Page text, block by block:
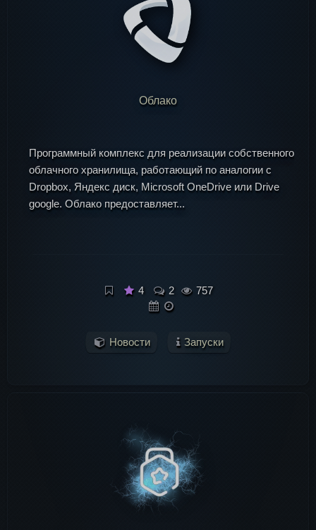
Инструкции
Облако
Программный комплекс для реализации собственного
облачного хранилища, работающий по аналогии с
Dropbox, Яндекс диск, Microsoft OneDrive или Drive
google. Облако предоставляет...
4 2 757
Новости Запуски